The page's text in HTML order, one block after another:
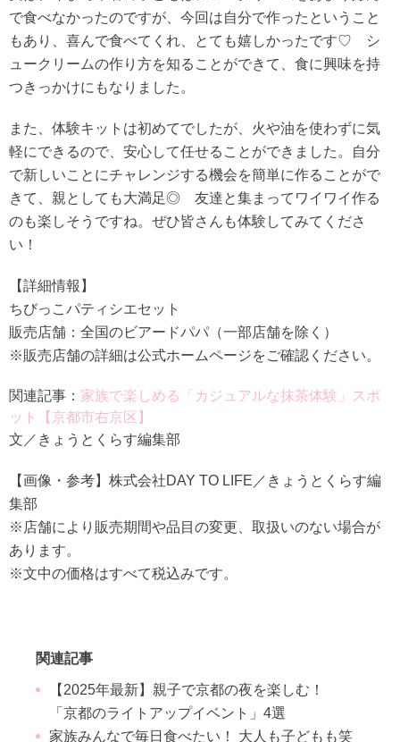
で食べなかったのですが、今回は自分で作ったということ
もあり、喜んで食べてくれ、とても嬉しかったです♡ シ
ュークリームの作り方を知ることができて、食に興味を持
つきっかけにもなりました。
また、体験キットは初めてでしたが、火や油を使わずに気
軽にできるので、安心して任せることができました。自分
で新しいことにチャレンジする機会を簡単に作ることがで
きて、親としても大満足◎ 友達と集まってワイワイ作る
のも楽しそうですね。ぜひ皆さんも体験してみてくださ
い！
【詳細情報】
ちびっこパティシエセット
販売店舗：全国のビアードパパ（一部店舗を除く）
※販売店舗の詳細は公式ホームページをご確認ください。
関連記事： 家族で楽しめる「カジュアルな抹茶体験」スポ
ット【京都市右京区】
文／きょうとくらす編集部
【画像・参考】株式会社DAY TO LIFE／きょうとくらす編
集部
※店舗により販売期間や品目の変更、取扱いのない場合が
あります。
※文中の価格はすべて税込みです。
関連記事
【2025年最新】親子で京都の夜を楽しむ！
「京都のライトアップイベント」4選
家族みんなで毎日食べたい！ 大人も子どもも笑